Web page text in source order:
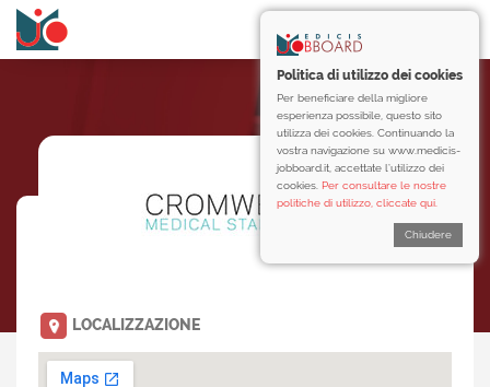
Politica di utilizzo dei cookies
Per beneficiare della migliore
esperienza possibile, questo sito
utilizza dei cookies. Continuando la
vostra navigazione su www.medicis-
jobboard.it, accettate l’utilizzo dei
cookies. Per consultare le nostre
politiche di utilizzo, cliccate qui.
Chiudere
LOCALIZZAZIONE